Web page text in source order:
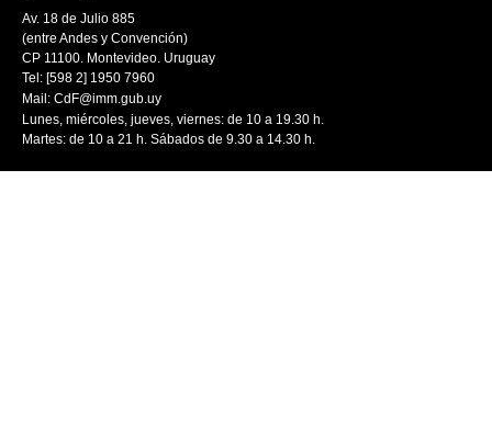
Av. 18 de Julio 885
(entre Andes y Convención)
CP 11100. Montevideo. Uruguay
Tel: [598 2] 1950 7960
Mail: CdF@imm.gub.uy
Lunes, miércoles, jueves, viernes: de 10 a 19.30 h.
Martes: de 10 a 21 h. Sábados de 9.30 a 14.30 h.